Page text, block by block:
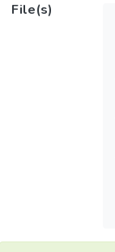
File(s)